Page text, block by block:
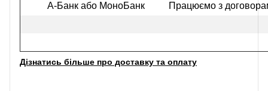
А-Банк або МоноБанк
Працюємо з
Дізнатись більше про доставку та оплату